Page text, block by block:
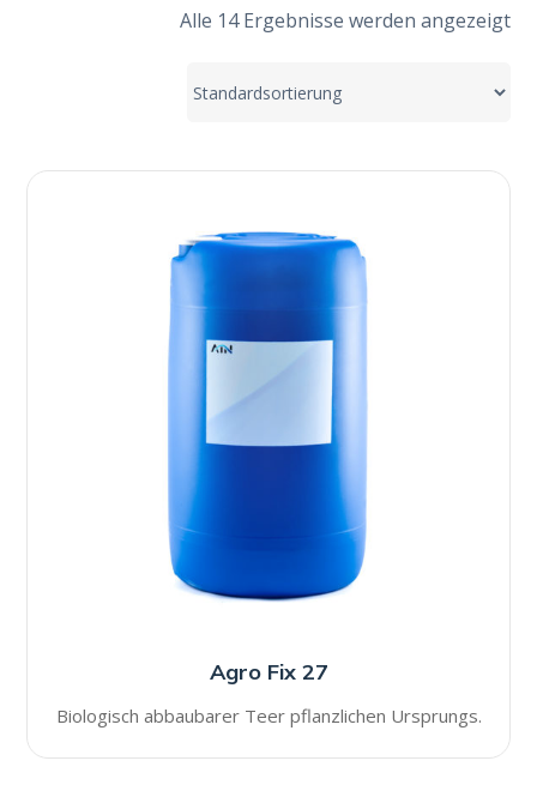
Alle 14 Ergebnisse werden angezeigt
Agro Fix 27
Biologisch abbaubarer Teer pflanzlichen Ursprungs.